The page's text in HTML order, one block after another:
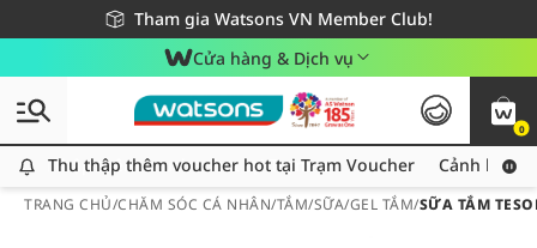
Tham gia Watsons VN Member Club!
Miễn phí giao hàng cho đơn hàng từ 249,000Đ
Giao hàng nhanh 24h - Áp dụng khu vực TP. Hồ Chí Minh
Cửa hàng & Dịch vụ
0
Thu thập thêm voucher hot tại Trạm Voucher
Thu thập thêm voucher hot tại Trạm Voucher Cảnh báo
TRANG CHỦ/CHĂM SÓC CÁ NHÂN/TẮM/SỮA/GEL TẮM/SỮA TẮM